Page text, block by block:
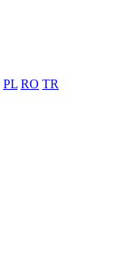
PL RO TR